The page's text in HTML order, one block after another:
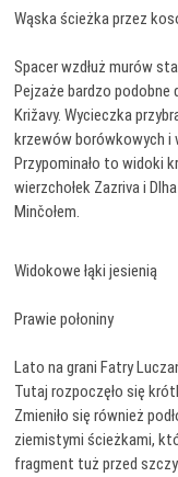
Wąska ścieżka przez
Spacer wzdłuż murów
Pejzaże bardzo
Križavy. Wycieczka
krzewów borówkowych i
Przypominało to widoki
wierzchołek Zazriva i
Minčołem.
Widokowe łąki jesienią
Prawie połoniny
Lato na grani Fatry
Tutaj rozpoczęło się
Zmieniło się również
ziemistymi ścieżkami,
fragment tuż przed